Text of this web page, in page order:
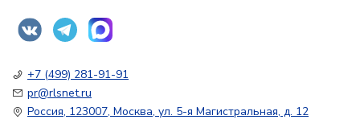
+7 (499) 281-91-91
pr@rlsnet.ru
Россия, 123007, Москва, ул. 5-я Магистральная, д. 12